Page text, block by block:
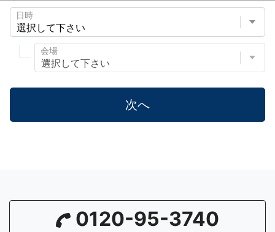
日時
会場
次へ
0120-95-3740